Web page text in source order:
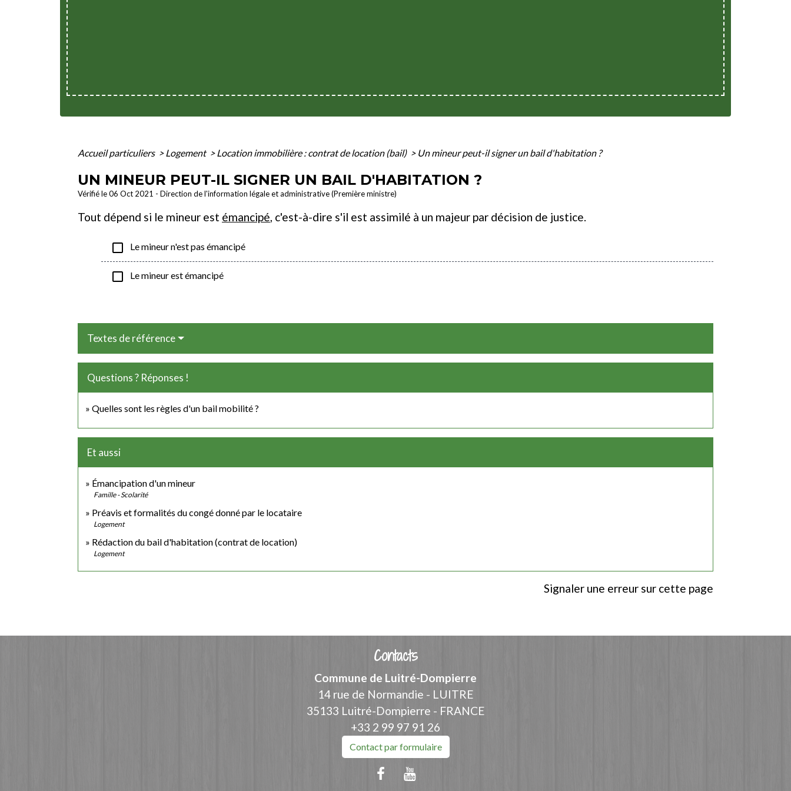
Accueil particuliers > Logement > Location immobilière : contrat de location (bail) > Un mineur peut-il signer un bail d'habitation ?
UN MINEUR PEUT-IL SIGNER UN BAIL D'HABITATION ?
Vérifié le 06 Oct 2021 - Direction de l'information légale et administrative (Première ministre)
Tout dépend si le mineur est émancipé , c'est-à-dire s'il est assimilé à un majeur par décision de justice.
check_box_outline_blank Le mineur n'est pas émancipé
check_box_outline_blank Le mineur est émancipé
Textes de référence
Questions ? Réponses !
Quelles sont les règles d'un bail mobilité ?
Et aussi
Émancipation d'un mineur
Famille - Scolarité
Préavis et formalités du congé donné par le locataire
Logement
Rédaction du bail d'habitation (contrat de location)
Logement
Signaler une erreur sur cette page
Contacts
Commune de Luitré-Dompierre
14 rue de Normandie - LUITRE
35133 Luitré-Dompierre - FRANCE
+33 2 99 97 91 26
Contact par formulaire